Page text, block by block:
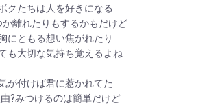
クたちは人を好きになる
か離れたりもするかもだけど
胸にともる想い焦がれたり
も大切な気持ち覚えるよね
が付けば君に惹かれてた
?みつけるのは簡単だけど